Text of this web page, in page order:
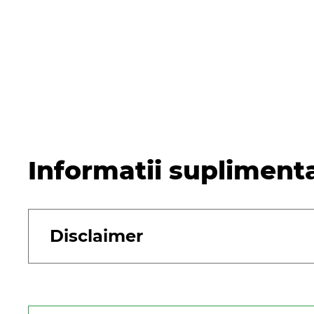
Informatii
Disclaimer